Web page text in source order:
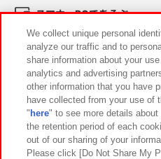
スマホ・PCであそぶ
イベント・キャンペーン
関連会社 サステナビ
プライバシーポリシー ウェブ
We collect unique personal
analyze our traffic and to
share information about your
analytics and advertising
other information that you have
have collected from your use of
" here" to see more details
the retention period of each
out of our sharing of your
Please click [Do Not Share My